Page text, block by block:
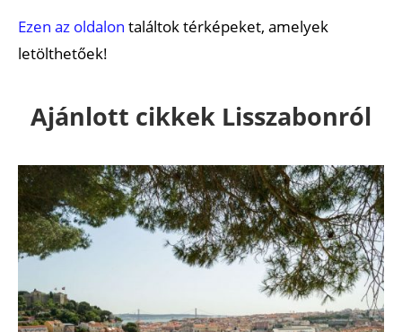
Ezen az oldalon találtok térképeket, amelyek
letölthetőek!
Ajánlott cikkek Lisszabonról